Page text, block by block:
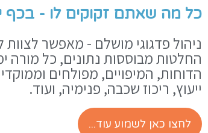
כל מה שאתם זקוקים לו - בכף י
ניהול פדגוגי מושלם - מאפשר
החלטות מבוססות נתונים, כל
הדוחות, המיפויים, מפולחים
ייעוץ, ריכוז שכבה, פנימיה, ועוד.
לחצו כאן לשמוע עוד...